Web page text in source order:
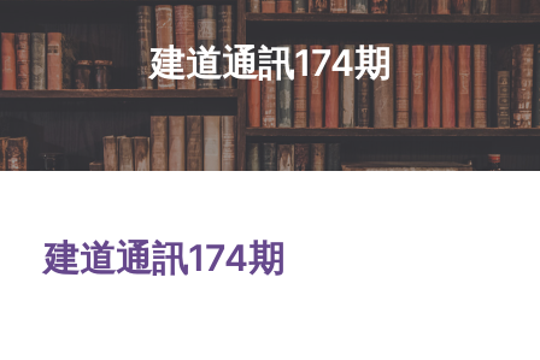
建道通訊174期
建道通訊174期